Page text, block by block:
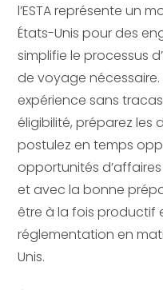
l’ESTA représente un
États-Unis pour des
simplifie le processus
de voyage
expérience sans
éligibilité, préparez les
postulez en temps
opportunités
et avec la bonne
être à la fois productif
réglementation en
Unis.